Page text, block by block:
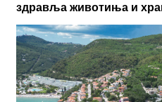
здравља животиња и